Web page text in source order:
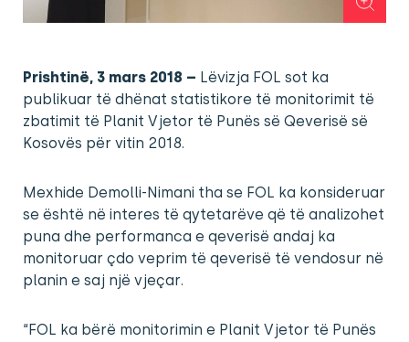
Prishtinë, 3 mars 2018 – Lëvizja FOL sot ka
publikuar të dhënat statistikore të monitorimit të
zbatimit të Planit Vjetor të Punës së Qeverisë së
Kosovës për vitin 2018.
Mexhide Demolli-Nimani tha se FOL ka konsideruar
se është në interes të qytetarëve që të analizohet
puna dhe performanca e qeverisë andaj ka
monitoruar çdo veprim të qeverisë të vendosur në
planin e saj një vjeçar.
“FOL ka bërë monitorimin e Planit Vjetor të Punës